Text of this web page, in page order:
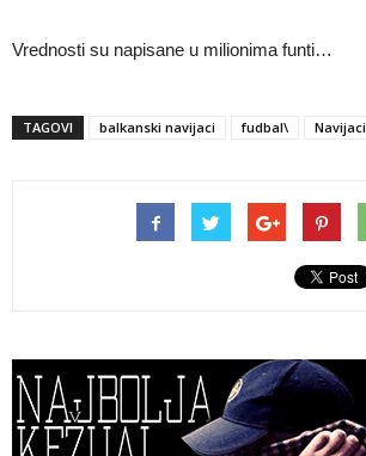
Vrednosti su napisane u milionima funti…
TAGOVI balkanski navijaci fudbal\ Navijaci